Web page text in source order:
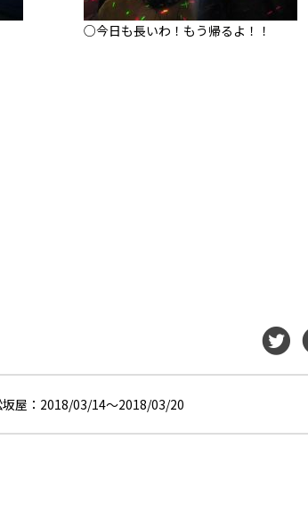
○今日も長いわ！もう帰るよ！！
坂屋：2018/03/14〜2018/03/20